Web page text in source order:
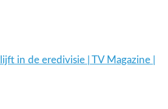
in de eredivisie | TV Magazine |